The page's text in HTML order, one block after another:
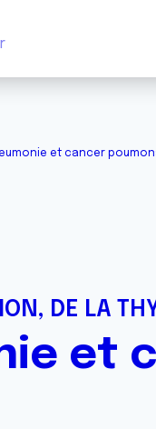
et cancer
DE LA
et